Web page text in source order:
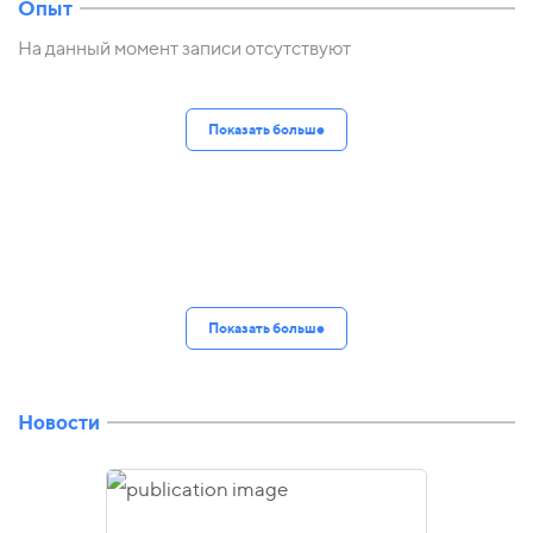
Опыт
На данный момент записи отсутствуют
Показать больше
Показать больше
Новости